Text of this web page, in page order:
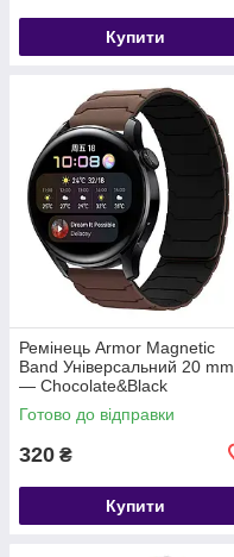
Купити
Ремінець Armor Magnetic
Band Універсальний 20 mm
— Chocolate&Black
Готово до відправки
320 ₴
Купити